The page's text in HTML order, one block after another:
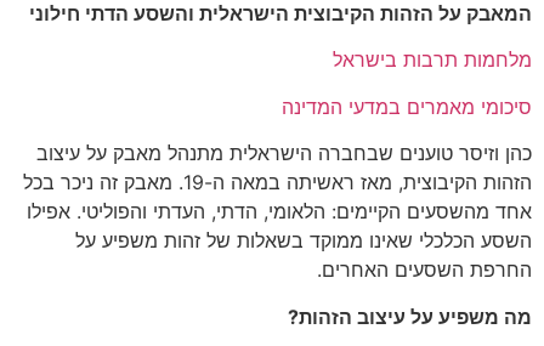
המאבק על הזהות הקיבוצית הישראלית והשסע הדתי חילוני
מלחמות תרבות בישראל
סיכומי מאמרים במדעי המדינה
כהן וזיסר טוענים שבחברה הישראלית מתנהל מאבק על עיצוב
הזהות הקיבוצית, מאז ראשיתה במאה ה-19. מאבק זה ניכר בכל
אחד מהשסעים הקיימים: הלאומי, הדתי, העדתי והפוליטי. אפילו
השסע הכלכלי שאינו ממוקד בשאלות של זהות משפיע על
החרפת השסעים האחרים.
מה משפיע על עיצוב הזהות?